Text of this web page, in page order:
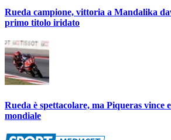
Rueda campione, vittoria a Mandalika
primo titolo iridato
Rueda è spettacolare, ma Piqueras vince
mondiale